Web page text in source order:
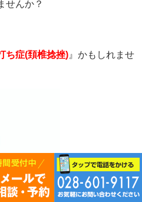
せんか？
ち症(頚椎捻挫)』かもしれませ